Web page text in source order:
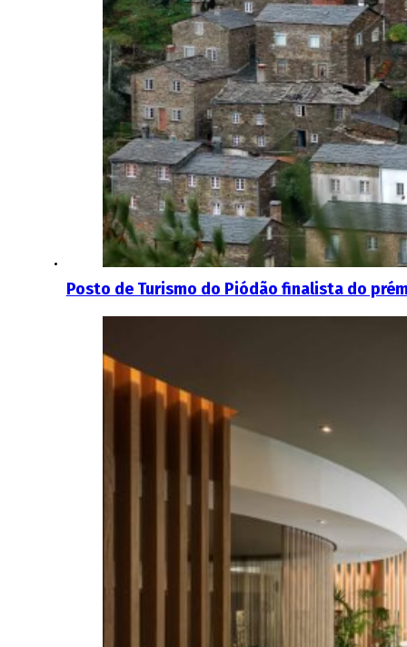
Posto de Turismo do Piódão finalista do